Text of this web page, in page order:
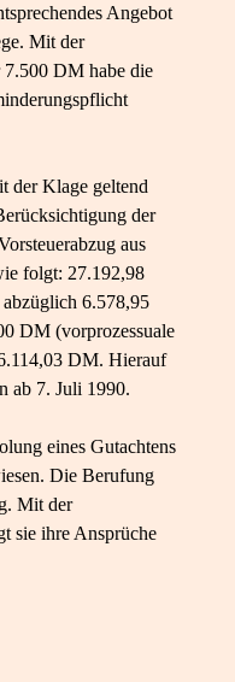
Angebot
Mit der
7.500 DM habe die
der Klage geltend
der
aus
folgt: 27.192,98
6.578,95
DM (vorprozessuale
DM. Hierauf
ab 7. Juli 1990.
eines Gutachtens
Die Berufung
Mit der
sie ihre Ansprüche